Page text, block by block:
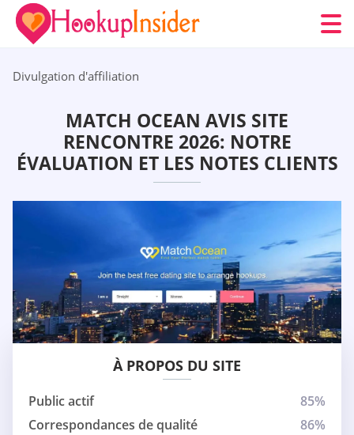
Divulgation d'affiliation
MATCH OCEAN AVIS SITE
RENCONTRE 2026: NOTRE
ÉVALUATION ET LES NOTES CLIENTS
À PROPOS DU SITE
Public actif
85%
Correspondances de qualité
86%